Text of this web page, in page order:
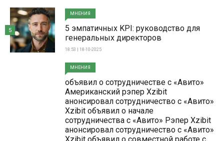
МНЕНИЯ
5 эмпатичных KPI: руководство для
генеральных директоров
18:53 | 18-10-2025
5
МНЕНИЯ
объявил о сотрудничестве с «Авито»
Американский рэпер Xzibit
анонсировал сотрудничество с «Авито»
Xzibit объявил о начале
сотрудничества с «Авито» Рэпер Xzibit
анонсировал сотрудничество с «Авито»